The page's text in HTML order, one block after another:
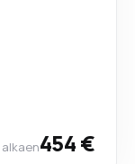
alkaen454 €